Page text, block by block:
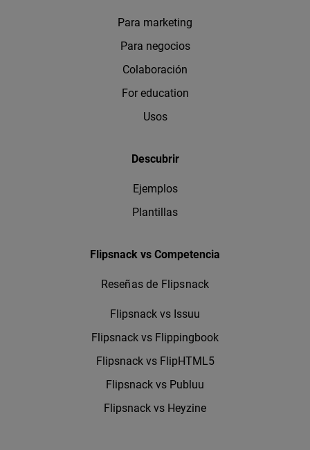
Para marketing
Para negocios
Colaboración
For education
Usos
Descubrir
Ejemplos
Plantillas
Flipsnack vs Competencia
Reseñas de Flipsnack
Flipsnack vs Issuu
Flipsnack vs Flippingbook
Flipsnack vs FlipHTML5
Flipsnack vs Publuu
Flipsnack vs Heyzine